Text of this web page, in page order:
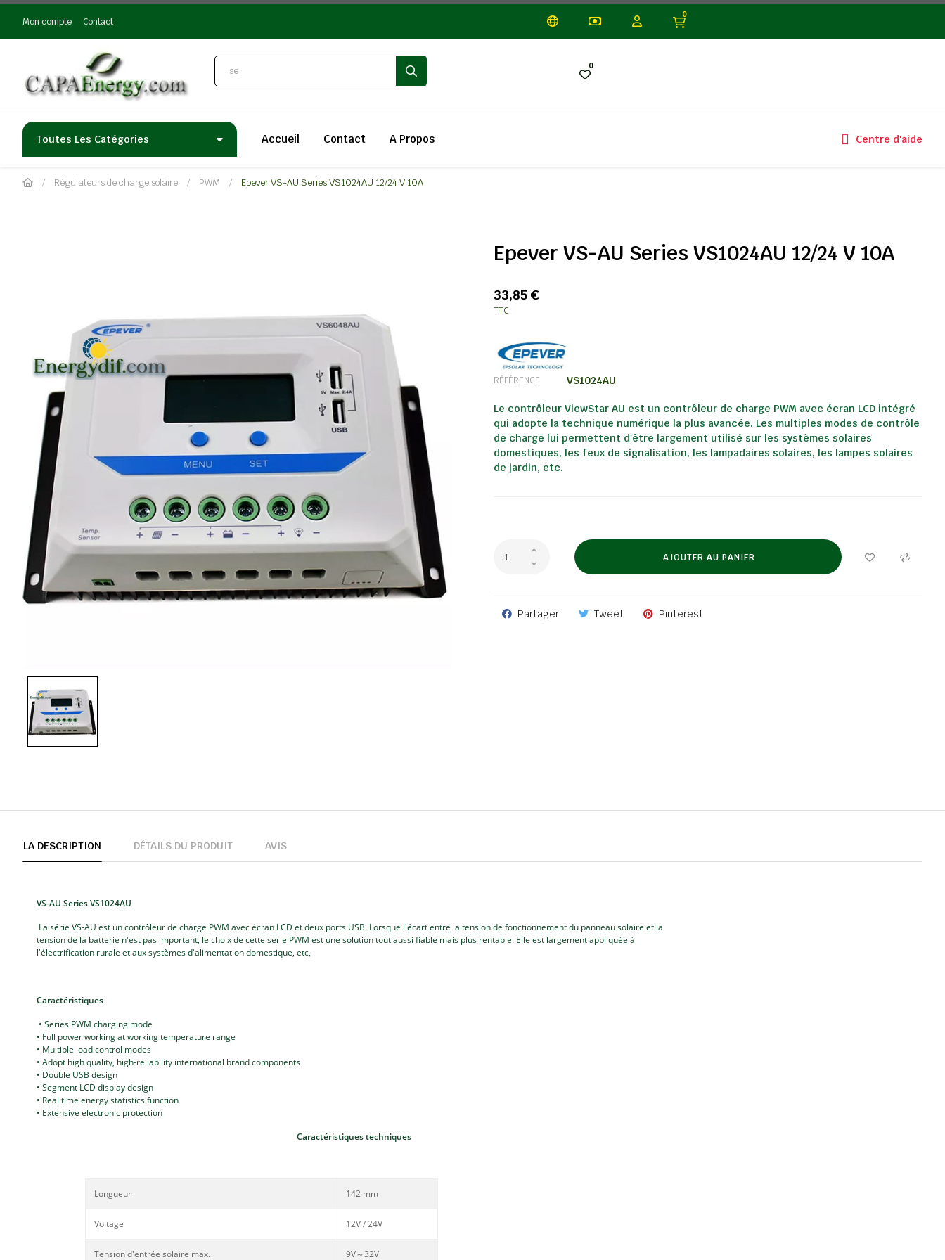
Mon compte Contact
0
0
Toutes Les Catégories Accueil Contact A Propos Centre d'aide
Régulateurs de charge solaire PWM Epever VS-AU Series VS1024AU 12/24 V 10A
Epever VS-AU Series VS1024AU 12/24 V 10A
33,85 €
TTC
RÉFÉRENCE VS1024AU
Le contrôleur ViewStar AU est un contrôleur de charge PWM avec écran LCD intégré
qui adopte la technique numérique la plus avancée. Les multiples modes de contrôle
de charge lui permettent d'être largement utilisé sur les systèmes solaires
domestiques, les feux de signalisation, les lampadaires solaires, les lampes solaires
de jardin, etc.
AJOUTER AU PANIER
Partager Tweet Pinterest
LA DESCRIPTION DÉTAILS DU PRODUIT AVIS
VS-AU Series VS1024AU
La série VS-AU est un contrôleur de charge PWM avec écran LCD et deux ports USB. Lorsque l'écart entre la tension de fonctionnement du panneau solaire et la
tension de la batterie n'est pas important, le choix de cette série PWM est une solution tout aussi fiable mais plus rentable. Elle est largement appliquée à
l'électrification rurale et aux systèmes d'alimentation domestique, etc,
Caractéristiques
• Series PWM charging mode
• Full power working at working temperature range
• Multiple load control modes
• Adopt high quality, high-reliability international brand components
• Double USB design
• Segment LCD display design
• Real time energy statistics function
• Extensive electronic protection
Caractéristiques techniques
Longueur 142 mm
Voltage 12V / 24V
Tension d'entrée solaire max. 9V～32V